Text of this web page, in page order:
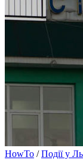
HowTo /Події у